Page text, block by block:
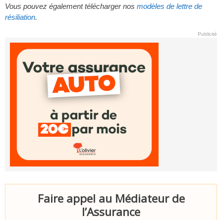
Vous pouvez également télécharger nos modèles de lettre de
résiliation.
Publicité
Faire appel au Médiateur de
l’Assurance